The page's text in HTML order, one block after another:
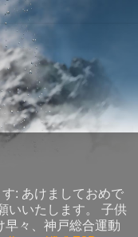
: あけましておめで
いいたします。 子供
早々、神戸総合運動